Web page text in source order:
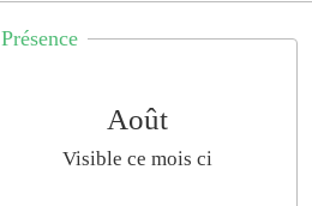
Présence
Août
Visible ce mois ci